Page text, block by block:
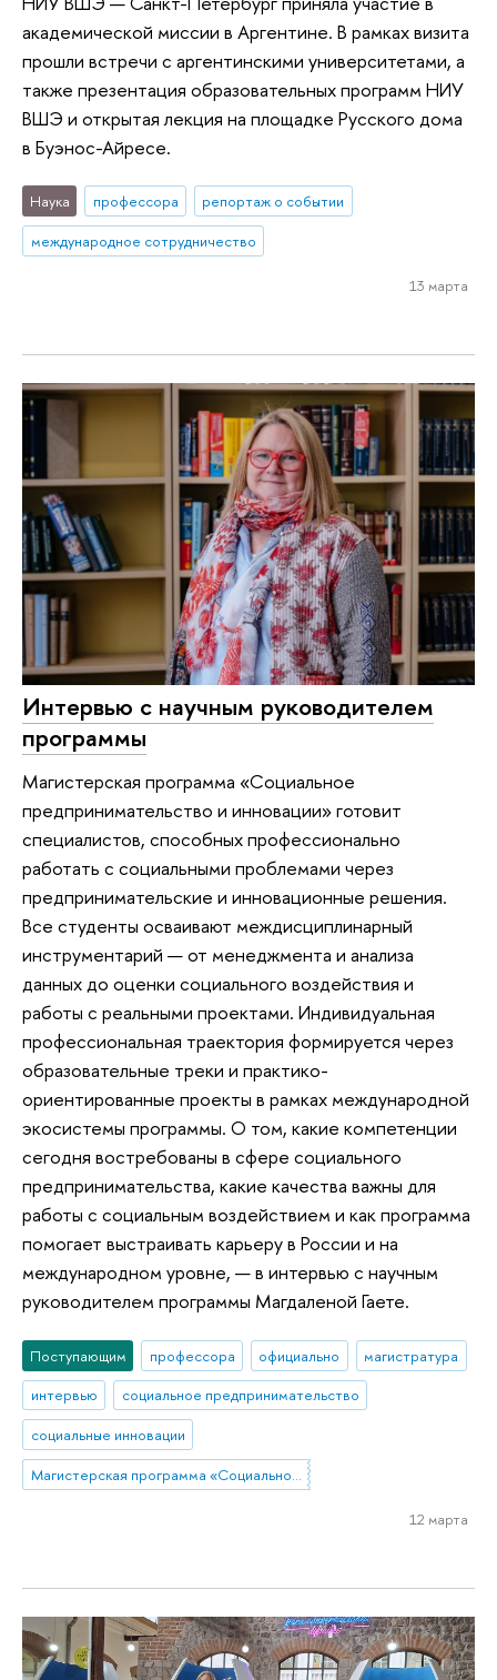
академической миссии в Аргентине. В рамках визита
прошли встречи с аргентинскими университетами, а
также презентация образовательных программ НИУ
ВШЭ и открытая лекция на площадке Русского дома
в Буэнос-Айресе.
Наука профессора
репортаж о событии
международное сотрудничество
13 марта
Интервью с научным руководителем
программы
Магистерская программа «Социальное
предпринимательство и инновации» готовит
специалистов, способных профессионально
работать с социальными проблемами через
предпринимательские и инновационные решения.
Все студенты осваивают междисциплинарный
инструментарий — от менеджмента и анализа
данных до оценки социального воздействия и
работы с реальными проектами. Индивидуальная
профессиональная траектория формируется через
образовательные треки и практико-
ориентированные проекты в рамках международной
экосистемы программы. О том, какие компетенции
сегодня востребованы в сфере социального
предпринимательства, какие качества важны для
работы с социальным воздействием и как программа
помогает выстраивать карьеру в России и на
международном уровне, — в интервью с научным
руководителем программы Магдаленой Гаете.
Поступающим профессора официально
магистратура
интервью
социальное предпринимательство
социальные инновации
Магистерская программа «Социальное предпринимательство и инновации»
12 марта